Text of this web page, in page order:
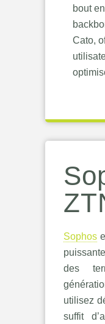
bout
Cato,
Sophos
des
utilisez
suffit